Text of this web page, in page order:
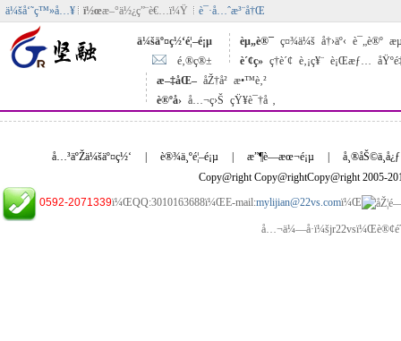
ä¼šå‘˜ç™»å…¥ ï½œæ–°ä½¿ç”¨è€…ï¼Ÿ è¯·å…ˆæ³¨å†Œ
ä¼šäº¤ç½‘é¦–é¡µ
é‚®ç®±
èµ„è®¯ ç¤¾ä¼š å†›äº‹ è¯„è®º
è´¢ç» ç†è´¢ è‚¡ç¥¨ è¡Œæƒ…
æ–‡åŒ– åŽ†å² æ•™è‚²
è®ºå› å…¬ç›Š çŸ¥è¯†å ‚
å…³äºŽä¼šäº¤ç½‘ è®¾ä¸ºé¦–é¡µ æ”¶è—æœ¬é¡µ
å¸®åŠ©ä¸­å¿ƒ
Copy@right Copy@rightCopy@right 2005-
0592-2071339ï¼ŒQQ:3010163688ï¼ŒE-mail:mylijian@22vs.comï¼Œ